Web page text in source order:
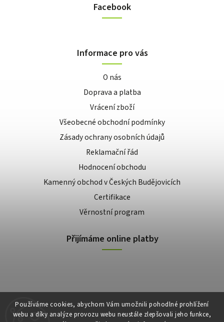
Používáme cookies, abychom Vám umožnili pohodlné prohlížení
webu a díky analýze provozu webu neustále zlepšovali jeho funkce,
Facebook
Informace pro vás
O nás
Doprava a platba
Vrácení zboží
Všeobecné obchodní podmínky
Zásady ochrany osobních údajů
Reklamační řád
Hodnocení obchodu
Kamenný obchod v Českých Budějovicích
Certifikace
Věrnostní program
Přijímáme online platby